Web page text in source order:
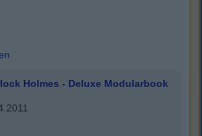
Holmes - Deluxe Modularbook